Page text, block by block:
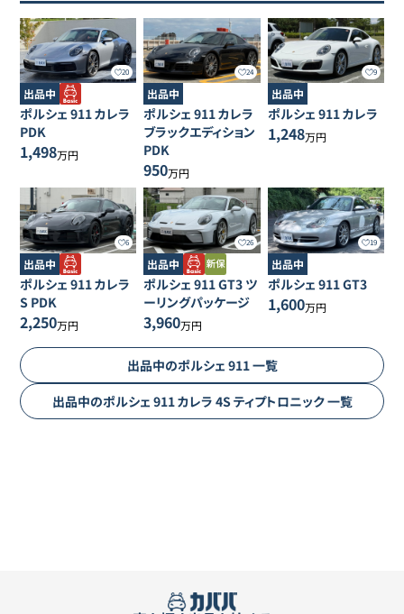
20
出品中
ポルシェ 911カレラ
PDK
1,498万円
24
出品中
ポルシェ 911カレラ
ブラックエディション
PDK
950万円
9
出品中
ポルシェ 911カレラ
1,248万円
6
出品中
ポルシェ 911カレラ
S PDK
2,250万円
26
出品中
ポルシェ 911GT3 ツ
ーリングパッケージ
3,960万円
19
出品中
ポルシェ 911GT3
1,600万円
出品中のポルシェ 911一覧
出品中のポルシェ 911カレラ 4S ティプトロニック一覧